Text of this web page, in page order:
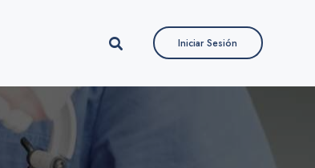
Iniciar Sesión